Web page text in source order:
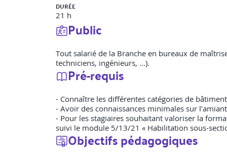
DURÉE
21 h
Public
Tout salarié de la Branche en bureaux de
techniciens, ingénieurs, …).
Pré-requis
- Connaître les différentes catégories de
- Avoir des connaissances minimales sur
- Pour les stagiaires souhaitant valoriser la
suivi le module 5/13/21 « Habilitation sous-
Objectifs pédagogiques